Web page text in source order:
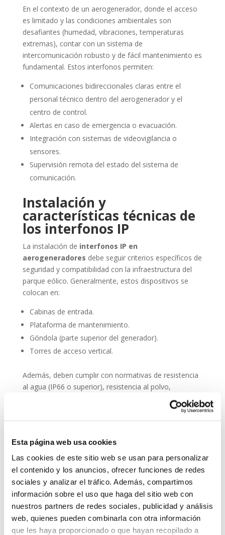
Esta página web usa cookies
Las cookies de este sitio web se usan para personalizar
el contenido y los anuncios, ofrecer funciones de redes
sociales y analizar el tráfico. Además, compartimos
información sobre el uso que haga del sitio web con
nuestros partners de redes sociales, publicidad y análisis
web, quienes pueden combinarla con otra información
que les haya proporcionado o que hayan recopilado a
En el contexto de un aerogenerador, donde el acceso
es limitado y las condiciones ambientales son
desafiantes (humedad, vibraciones, temperaturas
extremas), contar con un sistema de
intercomunicación robusto y de fácil mantenimiento es
fundamental. Estos interfonos permiten:
Comunicaciones bidireccionales claras entre el
personal técnico dentro del aerogenerador y el
centro de control.
Alertas en caso de emergencia o evacuación.
Integración con sistemas de videovigilancia o
sensores.
Supervisión remota del estado del sistema de
comunicación.
Instalación y
características técnicas de
los interfonos IP
La instalación de interfonos IP en
aerogeneradores debe seguir criterios específicos de
seguridad y compatibilidad con la infraestructura del
parque eólico. Generalmente, estos dispositivos se
colocan en:
Cabinas de entrada.
Plataforma de mantenimiento.
Góndola (parte superior del generador).
Torres de acceso vertical.
Además, deben cumplir con normativas de resistencia
al agua (IP66 o superior), resistencia al polvo,
compatibilidad electromagnética y facilidad de
Audio en alta definición (HD).
Reducción activa de ruido.
Botones de emergencia o comunicación directa.
Posibilidad de conexión con fibra óptica o redes
móviles.
Alimentación PoE (Power over Ethernet) para
simplificar el cableado.